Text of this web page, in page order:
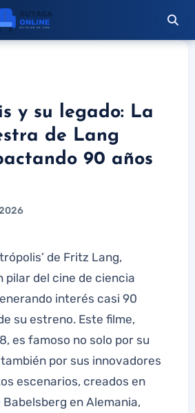
y su legado: La
de Lang
90 años
pilar del cine de ciencia
interés casi 90
su estreno. Este filme,
es famoso no solo por su
por sus innovadores
escenarios, creados en
Babelsberg en Alemania,